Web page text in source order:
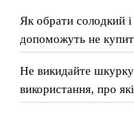
Як обрати солодкий і
допоможуть не
Не викидайте шкурку
використання, про